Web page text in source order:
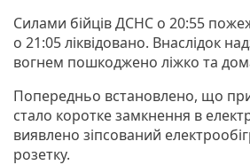
Силами бійців ДСНС о 20:55
о 21:05 ліквідовано. Внаслідок
вогнем пошкоджено ліжко та
Попередньо встановлено, що
стало коротке замкнення в
виявлено зіпсований
розетку.